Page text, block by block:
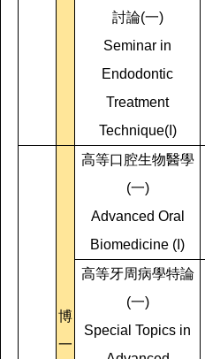
討論(一)
Seminar in
Endodontic
Treatment
Technique(I)
博
一
高等口腔生物醫學
(一)
Advanced Oral
Biomedicine (I)
高等牙周病學特論
(一)
Special Topics in